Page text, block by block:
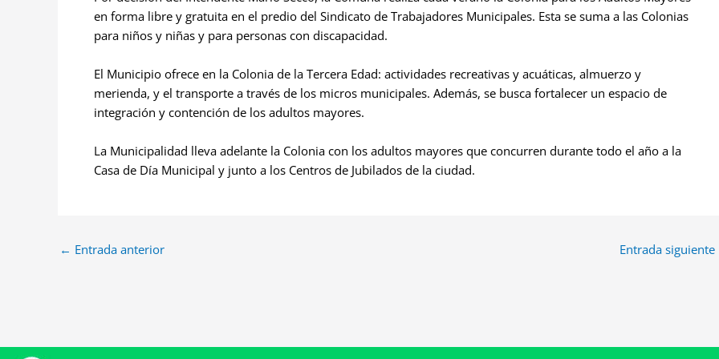
en forma libre y gratuita en el predio del Sindicato de Trabajadores Municipales. Esta se suma a las Colonias
para niños y niñas y para personas con discapacidad.
El Municipio ofrece en la Colonia de la Tercera Edad: actividades recreativas y acuáticas, almuerzo y
merienda, y el transporte a través de los micros municipales. Además, se busca fortalecer un espacio de
integración y contención de los adultos mayores.
La Municipalidad lleva adelante la Colonia con los adultos mayores que concurren durante todo el año a la
Casa de Día Municipal y junto a los Centros de Jubilados de la ciudad.
← Entrada anterior Entrada siguiente